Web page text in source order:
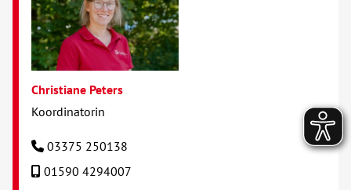
Christiane Peters
Koordinatorin
03375 250138
01590 4294007